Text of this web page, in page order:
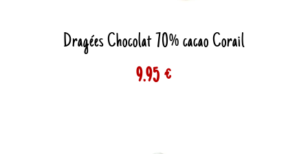
Dragées Chocolat 70% cacao Corail
9.95 €